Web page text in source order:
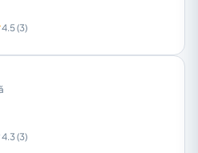
4.5 (3)
4.3 (3)